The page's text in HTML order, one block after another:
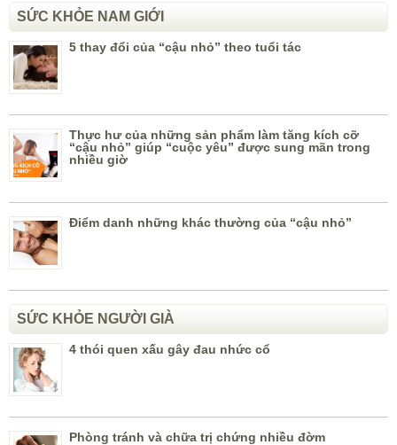
SỨC KHỎE NAM GIỚI
5 thay đổi của “cậu nhỏ” theo tuổi tác
Thực hư của những sản phẩm làm tăng kích cỡ
“cậu nhỏ” giúp “cuộc yêu” được sung mãn trong
nhiều giờ
Điểm danh những khác thường của “cậu nhỏ”
SỨC KHỎE NGƯỜI GIÀ
4 thói quen xấu gây đau nhức cổ
Phòng tránh và chữa trị chứng nhiều đờm